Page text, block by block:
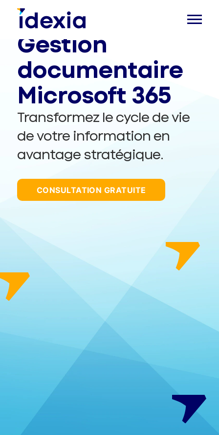
Gestion
documentaire
Microsoft 365
Transformez le cycle de vie
de votre information en
avantage stratégique.
CONSULTATION GRATUITE